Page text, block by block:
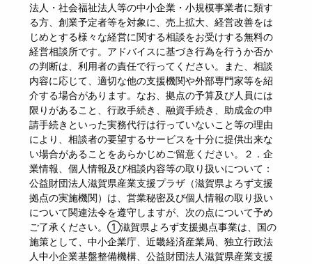
法人・社会福祉法人等の中小企業・小規模事業者に類す
る方、創業予定者等を対象に、売上拡大、経営改善をは
じめとする様々な経営に関する相談をお受けする無料の
経営相談所です。アドバイスに基づき行為を行うか否か
の判断は、利用者の責任で行ってください。また、相談
内容に応じて、適切な他の支援機関や外部専門家等を紹
介する場合があります。なお、拠点の予算及び人員には
限りがあること、行政手続き、融資手続き、助成金の申
請手続きといった実務代行は行っていないこと等の理由
により、相談者の要望するサービスを十分に提供出来な
い場合があることをあらかじめご留意ください。２．企
業情報、個人情報及び相談内容等の取り扱いについて：
公益財団法人滋賀県産業支援プラザ（滋賀県よろず支援
拠点の実施機関）は、営業秘密及び個人情報の取り扱い
について関連法令を遵守しますが、次の点について予め
ご了承ください。①滋賀県よろず支援拠点事業は、国の
施策として、中小企業庁、近畿経済産業局、独立行政法
人中小企業基盤整備機構、公益財団法人滋賀県産業支援